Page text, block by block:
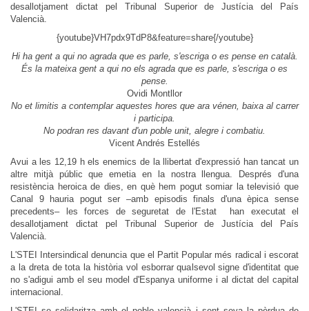
desallotjament dictat pel Tribunal Superior de Justícia del País
Valencià.
{youtube}VH7pdx9TdP8&feature=share{/youtube}
Hi ha gent a qui no agrada que es parle, s'escriga o es pense en català.
És la mateixa gent a qui no els agrada que es parle, s'escriga o es
pense.
Ovidi Montllor
No et limitis a contemplar aquestes hores que ara vénen, baixa al carrer
i participa.
No podran res davant d'un poble unit, alegre i combatiu.
Vicent Andrés Estellés
Avui a les 12,19 h els enemics de la llibertat d'expressió han tancat un
altre mitjà públic que emetia en la nostra llengua. Després d'una
resistència heroica de dies, en què hem pogut somiar la televisió que
Canal 9 hauria pogut ser –amb episodis finals d'una èpica sense
precedents– les forces de seguretat de l'Estat han executat el
desallotjament dictat pel Tribunal Superior de Justícia del País
Valencià.
L'STEI Intersindical denuncia que el Partit Popular més radical i escorat
a la dreta de tota la història vol esborrar qualsevol signe d'identitat que
no s'adigui amb el seu model d'Espanya uniforme i al dictat del capital
internacional.